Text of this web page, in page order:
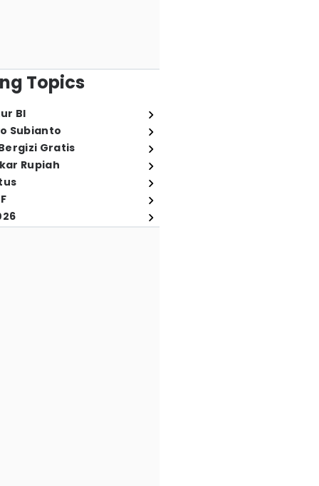
Topics
BI
Subianto
Gratis
Rupiah